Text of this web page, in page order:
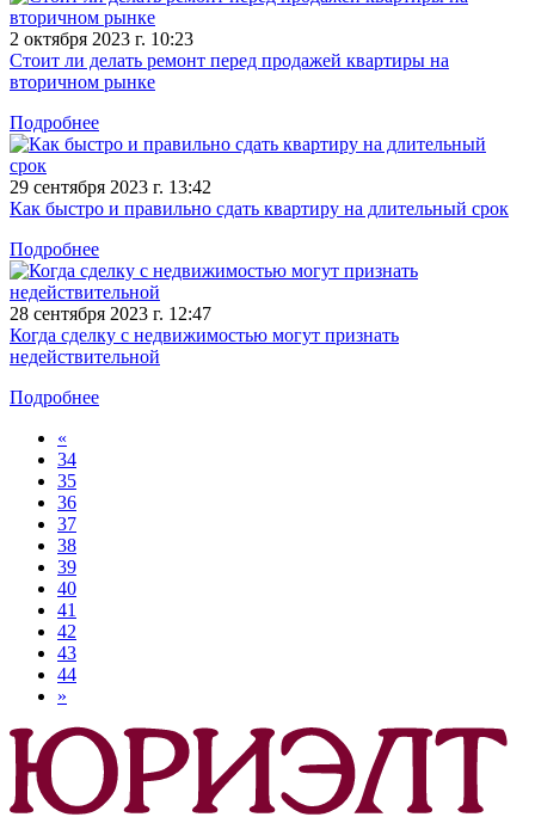
2 октября 2023 г. 10:23
Стоит ли делать ремонт перед продажей квартиры на
вторичном рынке
Подробнее
29 сентября 2023 г. 13:42
Как быстро и правильно сдать квартиру на длительный срок
Подробнее
28 сентября 2023 г. 12:47
Когда сделку с недвижимостью могут признать
недействительной
Подробнее
«
34
35
36
37
38
39
40
41
42
43
44
»